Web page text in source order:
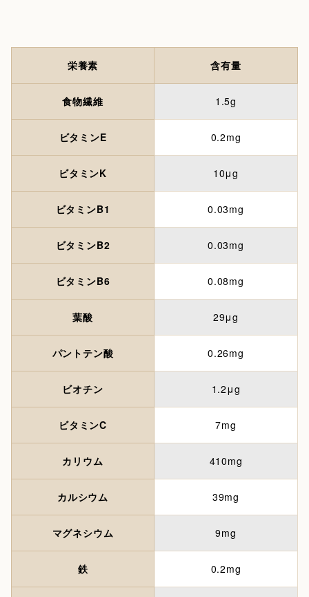
栄養素 含有量
食物繊維 1.5g
ビタミンE 0.2mg
ビタミンK 10μg
ビタミンB1 0.03mg
ビタミンB2 0.03mg
ビタミンB6 0.08mg
葉酸 29μg
パントテン酸 0.26mg
ビオチン 1.2μg
ビタミンC 7mg
カリウム 410mg
カルシウム 39mg
マグネシウム 9mg
鉄 0.2mg